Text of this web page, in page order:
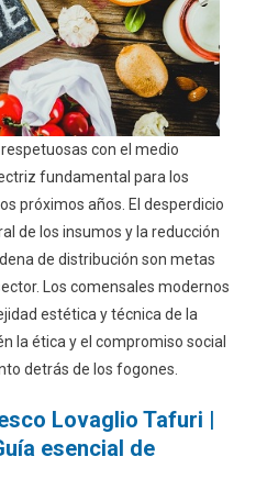
con el medio
fundamental para los
próximos años. El desperdicio
de los insumos y la reducción
de distribución son metas
Los comensales modernos
estética y técnica de la
la ética y el compromiso social
detrás de los fogones.
Lovaglio Tafuri |
esencial de